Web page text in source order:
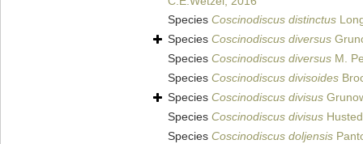
Species Coscinodiscus distinctus
Species Coscinodiscus diversus
Species Coscinodiscus diversus M.
Species Coscinodiscus divisoides
Species Coscinodiscus divisus
Species Coscinodiscus divisus
Species Coscinodiscus doljensis